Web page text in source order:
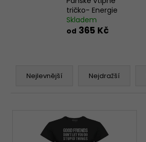
tričko- Energie
Skladem
od 365 Kč
Nejlevnější Nejdražší